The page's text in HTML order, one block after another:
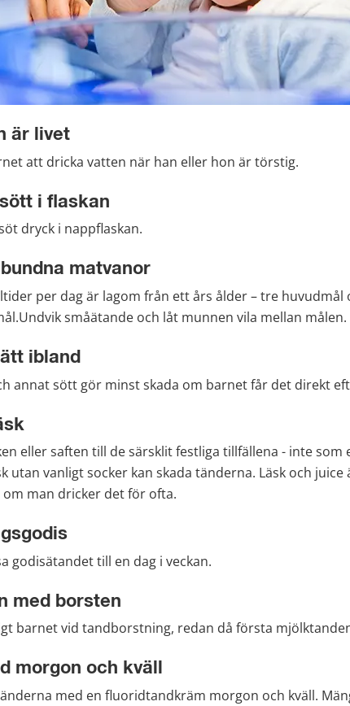
är livet
att dricka vatten när han eller hon är törstig.
sött i flaskan
dryck i nappflaskan.
matvanor
per dag är lagom från ett års ålder – tre huvudmål
småätande och låt munnen vila mellan målen.
ibland
annat sött gör minst skada om barnet får det direkt
eller saften till de särsklit festliga tillfällena - inte som
utan vanligt socker kan skada tänderna. Läsk och
om man dricker det för ofta.
godisätandet till en dag i veckan.
med borsten
barnet vid tandborstning, redan då första
morgon och kväll
med en fluoridtandkräm morgon och kväll.